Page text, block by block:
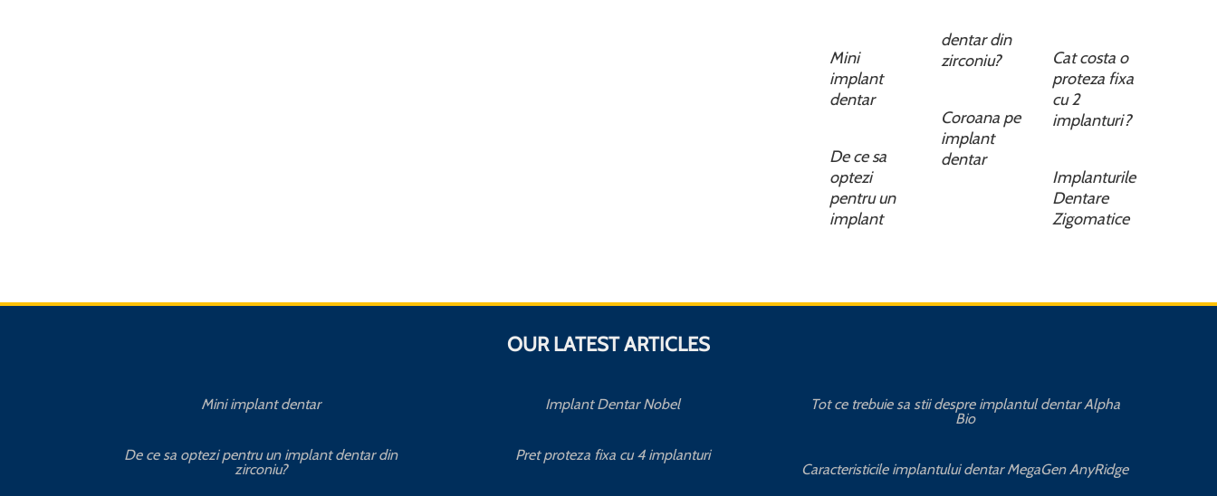
Mini
implant
dentar
De ce sa
optezi
pentru un
implant
dentar din
zirconiu?
Coroana pe
implant
dentar
Cat costa o
proteza fixa
cu 2
implanturi?
Implanturile
Dentare
Zigomatice
OUR LATEST ARTICLES
Mini implant dentar
De ce sa optezi pentru un implant dentar din
zirconiu?
Implant Dentar Nobel
Pret proteza fixa cu 4 implanturi
Tot ce trebuie sa stii despre implantul dentar Alpha
Bio
Caracteristicile implantului dentar MegaGen AnyRidge